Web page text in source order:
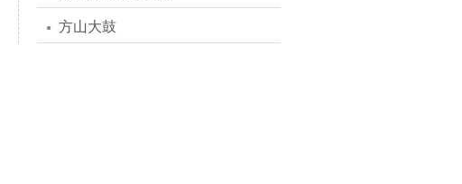
方山大鼓